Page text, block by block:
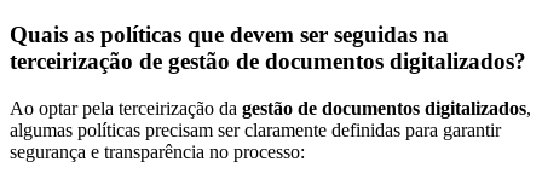
Normas
de
Proteção
a
Lei
Quais as políticas que devem ser seguidas na
terceirização de gestão de documentos digitalizados?
Ao optar pela terceirização da gestão de documentos digitalizados,
algumas políticas precisam ser claramente definidas para garantir
segurança e transparência no processo: